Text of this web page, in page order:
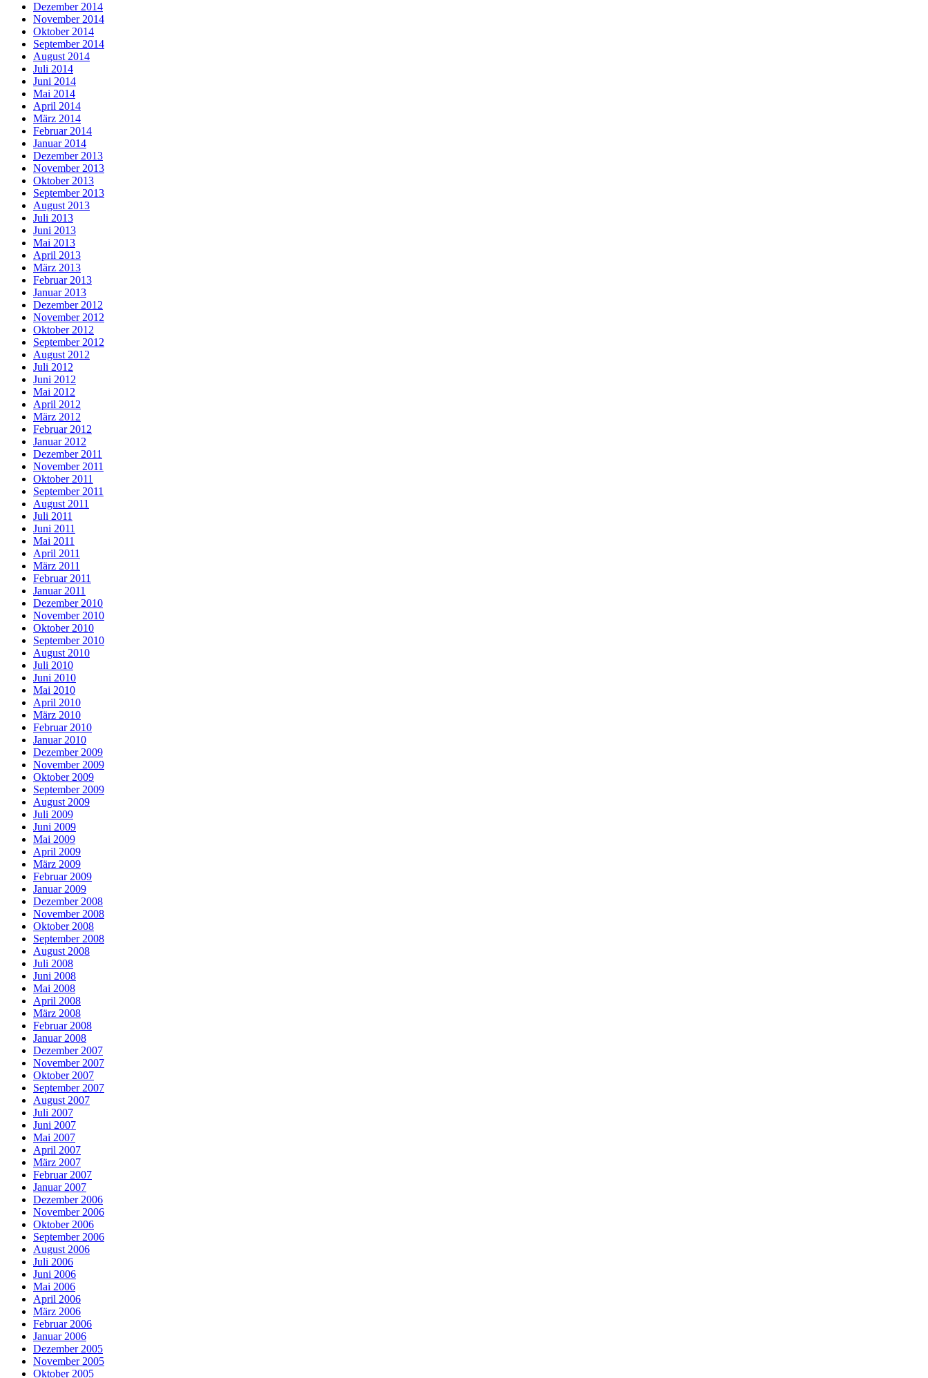
Dezember 2014
November 2014
Oktober 2014
September 2014
August 2014
Juli 2014
Juni 2014
Mai 2014
April 2014
März 2014
Februar 2014
Januar 2014
Dezember 2013
November 2013
Oktober 2013
September 2013
August 2013
Juli 2013
Juni 2013
Mai 2013
April 2013
März 2013
Februar 2013
Januar 2013
Dezember 2012
November 2012
Oktober 2012
September 2012
August 2012
Juli 2012
Juni 2012
Mai 2012
April 2012
März 2012
Februar 2012
Januar 2012
Dezember 2011
November 2011
Oktober 2011
September 2011
August 2011
Juli 2011
Juni 2011
Mai 2011
April 2011
März 2011
Februar 2011
Januar 2011
Dezember 2010
November 2010
Oktober 2010
September 2010
August 2010
Juli 2010
Juni 2010
Mai 2010
April 2010
März 2010
Februar 2010
Januar 2010
Dezember 2009
November 2009
Oktober 2009
September 2009
August 2009
Juli 2009
Juni 2009
Mai 2009
April 2009
März 2009
Februar 2009
Januar 2009
Dezember 2008
November 2008
Oktober 2008
September 2008
August 2008
Juli 2008
Juni 2008
Mai 2008
April 2008
März 2008
Februar 2008
Januar 2008
Dezember 2007
November 2007
Oktober 2007
September 2007
August 2007
Juli 2007
Juni 2007
Mai 2007
April 2007
März 2007
Februar 2007
Januar 2007
Dezember 2006
November 2006
Oktober 2006
September 2006
August 2006
Juli 2006
Juni 2006
Mai 2006
April 2006
März 2006
Februar 2006
Januar 2006
Dezember 2005
November 2005
Oktober 2005